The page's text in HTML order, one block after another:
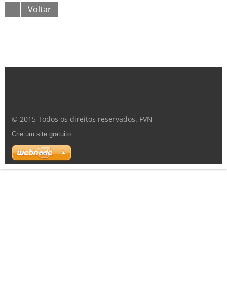
Voltar
© 2015 Todos os direitos reservados. FVN
Crie um site gratuito